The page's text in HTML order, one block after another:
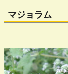
マジョラム